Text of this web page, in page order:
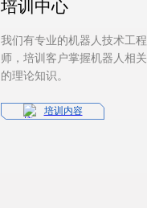
培训中心
我们有专业的机器人技术工程
师，培训客户掌握机器人相关
的理论知识。
培训内容